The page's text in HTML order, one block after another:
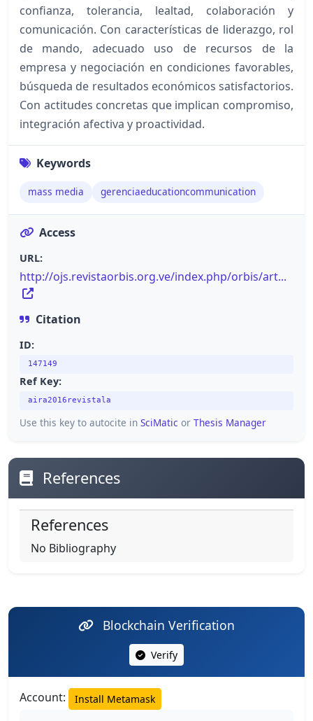
confianza, tolerancia, lealtad, colaboración y
comunicación. Con características de liderazgo, rol
de mando, adecuado uso de recursos de la
empresa y negociación en condiciones favorables,
búsqueda de resultados económicos satisfactorios.
Con actitudes concretas que implican compromiso,
integración afectiva y proactividad.
Keywords
mass media gerenciaeducationcommunication
Access
URL:
http://ojs.revistaorbis.org.ve/index.php/orbis/art...
Citation
ID:
147149
Ref Key:
aira2016revistala
Use this key to autocite in SciMatic or Thesis Manager
References
References
No Bibliography
Blockchain Verification
Verify
Account: Install Metamask